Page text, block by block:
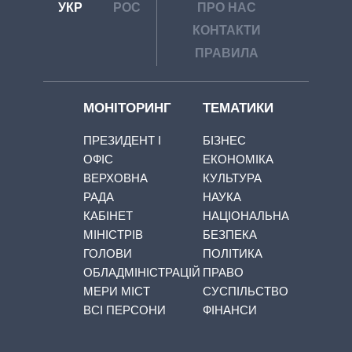
УКР РОС
ПРО НАС
КОНТАКТИ
ПРАВИЛА
МОНІТОРИНГ
ПРЕЗИДЕНТ І
ОФІС
ВЕРХОВНА
РАДА
КАБІНЕТ
МІНІСТРІВ
ГОЛОВИ
ОБЛАДМІНІСТРАЦІЙ
МЕРИ МІСТ
ВСІ ПЕРСОНИ
ТЕМАТИКИ
БІЗНЕС
ЕКОНОМІКА
КУЛЬТУРА
НАУКА
НАЦІОНАЛЬНА
БЕЗПЕКА
ПОЛІТИКА
ПРАВО
СУСПІЛЬСТВО
ФІНАНСИ